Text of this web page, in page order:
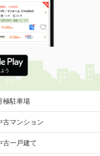
極駐車場
古マンション
古一戸建て